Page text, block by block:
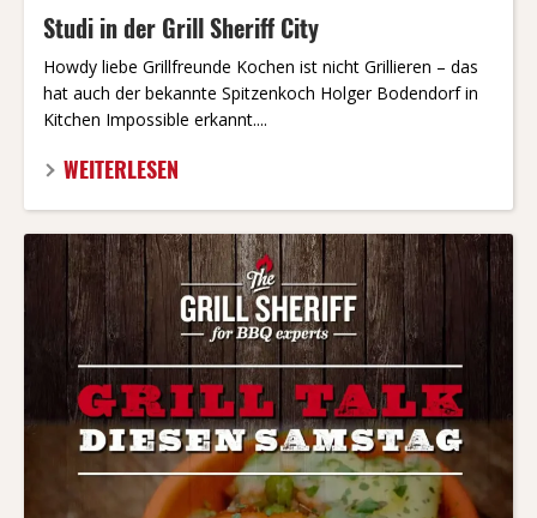
Studi in der Grill Sheriff City
Howdy liebe Grillfreunde Kochen ist nicht Grillieren – das
hat auch der bekannte Spitzenkoch Holger Bodendorf in
Kitchen Impossible erkannt....
WEITERLESEN